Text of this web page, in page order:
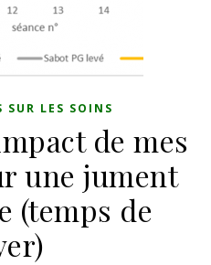
SUR LES SOINS
de mes
une jument
(temps de